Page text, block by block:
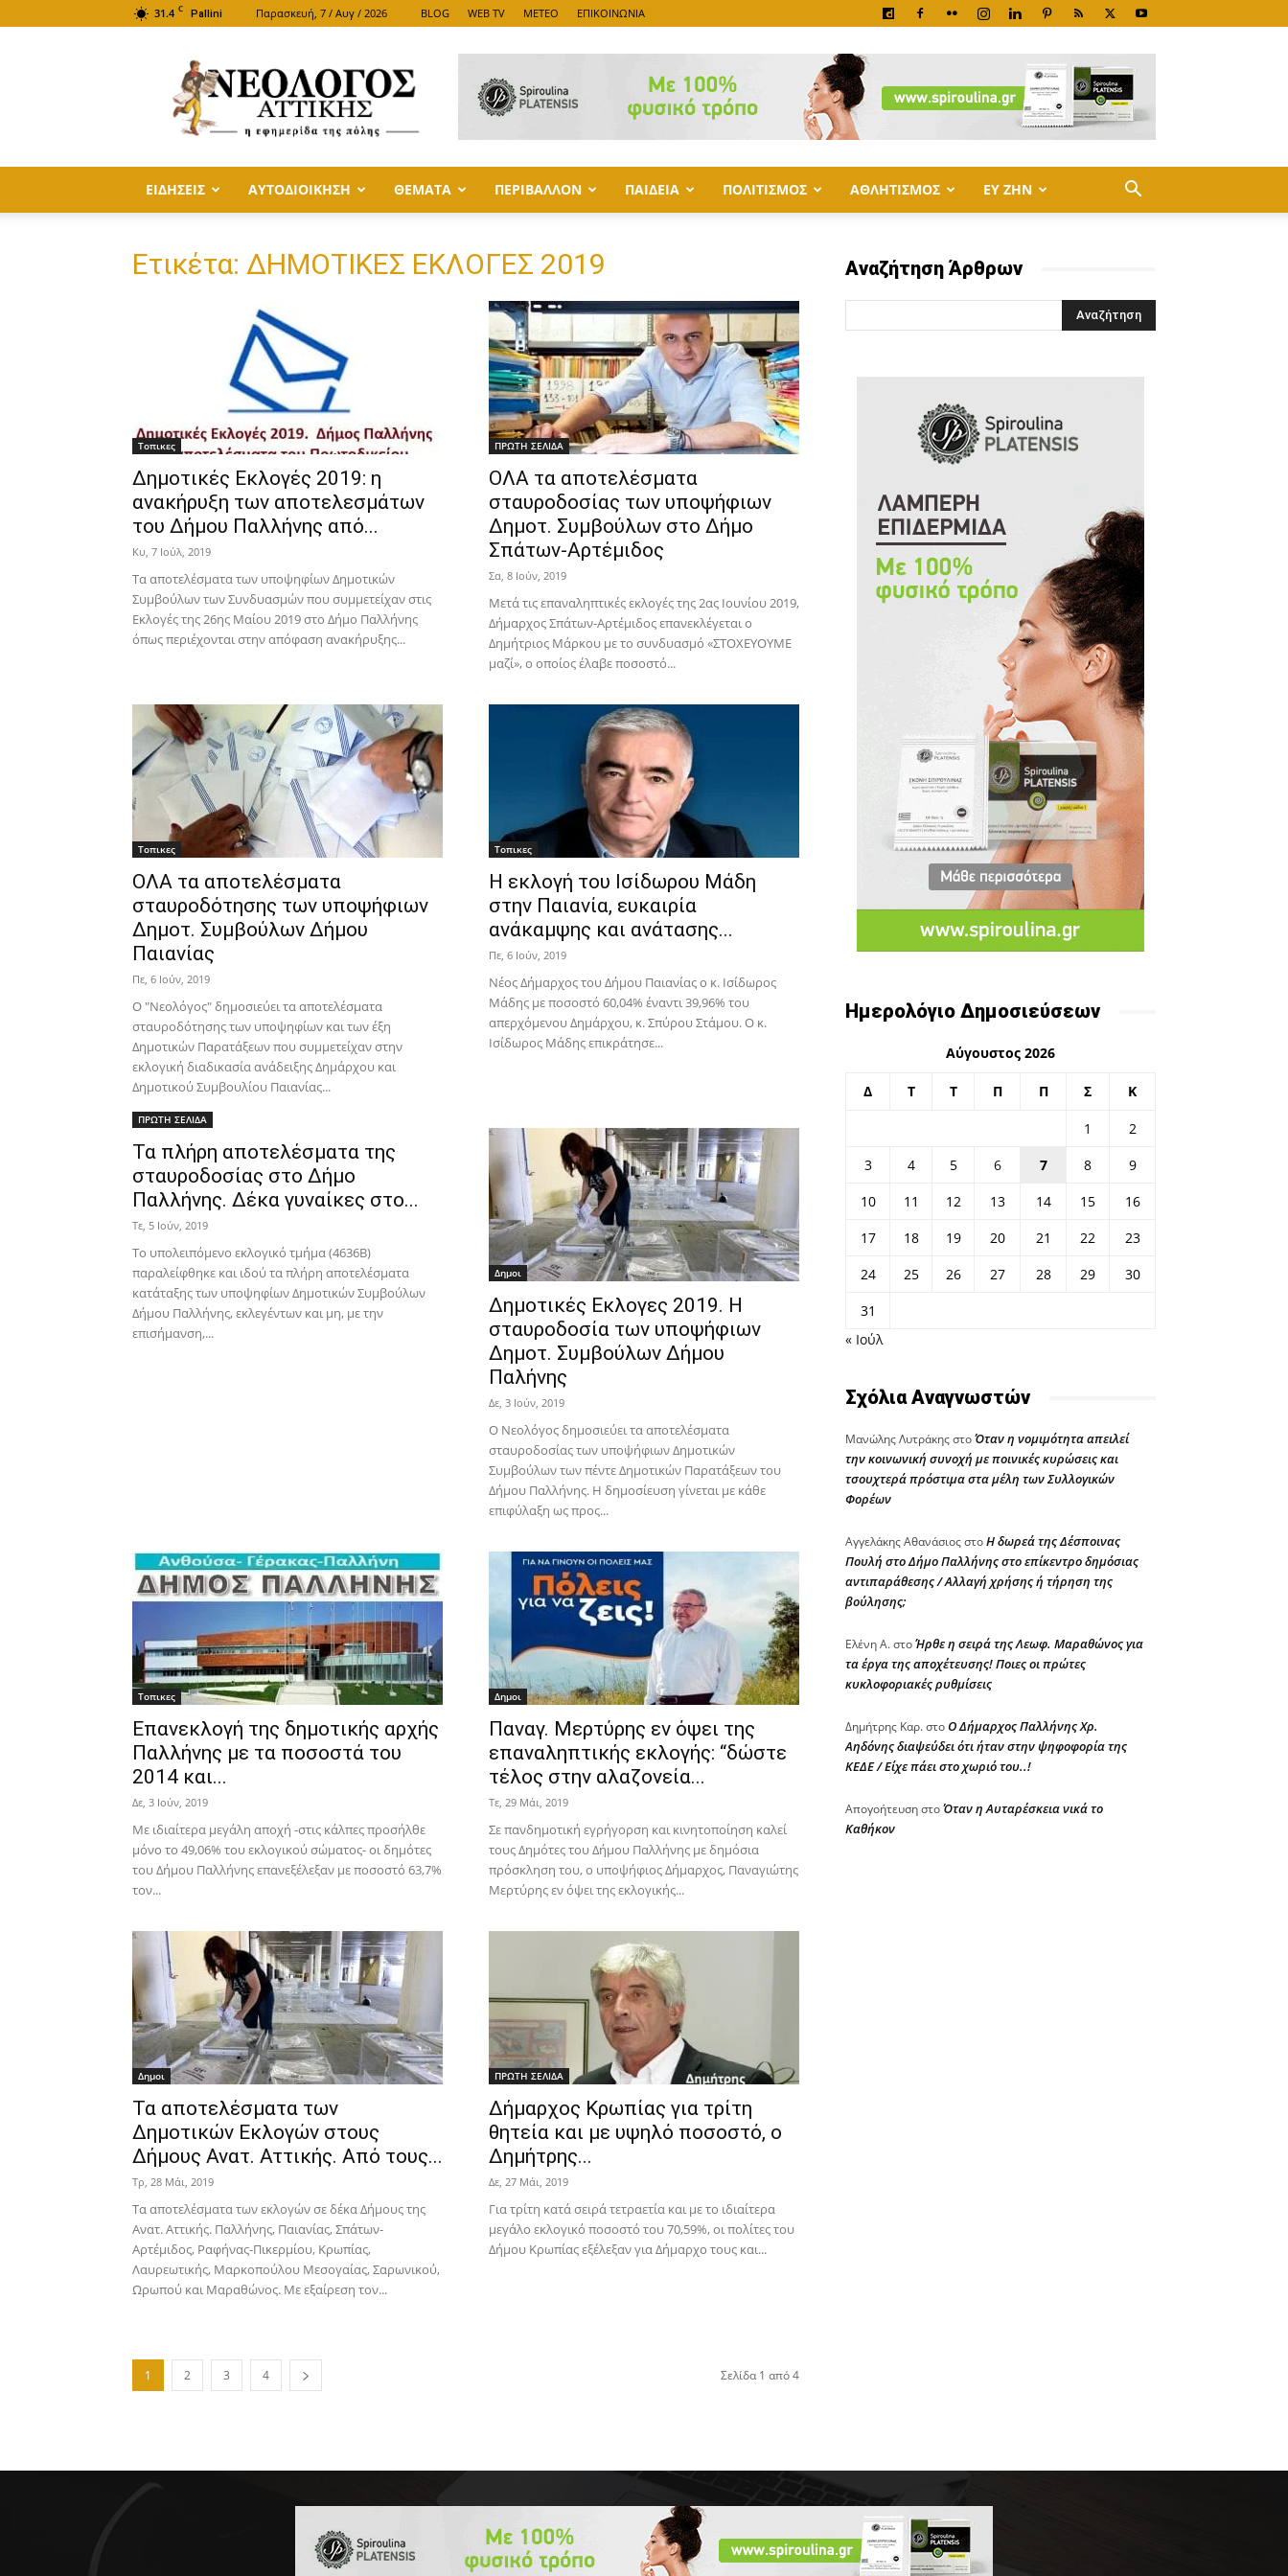
31.4 C Pallini Παρασκευή, 7 / Αυγ / 2026 BLOG WEB TV METEO ΕΠΙΚΟΙΝΩΝΙΑ
ΑΤΤΙΚΗΣ
ΕΙΔΗΣΕΙΣ ΑΥΤΟΔΙΟΙΚΗΣΗ ΘΕΜΑΤΑ ΠΕΡΙΒΑΛΛΟΝ ΠΑΙΔΕΙΑ ΠΟΛΙΤΙΣΜΟΣ ΑΘΛΗΤΙΣΜΟΣ ΕΥ ΖΗΝ
Ετικέτα: ΔΗΜΟΤΙΚΕΣ ΕΚΛΟΓΕΣ 2019
Τοπικες
Δημοτικές Εκλογές 2019: η
ανακήρυξη των αποτελεσμάτων
του Δήμου Παλλήνης από...
Κυ, 7 Ιούλ, 2019
Τα αποτελέσματα των υποψηφίων Δημοτικών
Συμβούλων των Συνδυασμών που συμμετείχαν στις
Εκλογές της 26ης Μαίου 2019 στο Δήμο Παλλήνης
όπως περιέχονται στην απόφαση ανακήρυξης...
ΠΡΩΤΗ ΣΕΛΙΔΑ
ΟΛΑ τα αποτελέσματα
σταυροδοσίας των υποψήφιων
Δημοτ. Συμβούλων στο Δήμο
Σπάτων-Αρτέμιδος
Σα, 8 Ιούν, 2019
Μετά τις επαναληπτικές εκλογές της 2ας Ιουνίου 2019,
Δήμαρχος Σπάτων-Αρτέμιδος επανεκλέγεται ο
Δημήτριος Μάρκου με το συνδυασμό «ΣΤΟΧΕΥΟΥΜΕ
μαζί», ο οποίος έλαβε ποσοστό...
Τοπικες
ΟΛΑ τα αποτελέσματα
σταυροδότησης των υποψήφιων
Δημοτ. Συμβούλων Δήμου
Παιανίας
Πε, 6 Ιούν, 2019
Ο "Νεολόγος" δημοσιεύει τα αποτελέσματα
σταυροδότησης των υποψηφίων και των έξη
Δημοτικών Παρατάξεων που συμμετείχαν στην
εκλογική διαδικασία ανάδειξης Δημάρχου και
Δημοτικού Συμβουλίου Παιανίας...
Τοπικες
Η εκλογή του Ισίδωρου Μάδη
στην Παιανία, ευκαιρία
ανάκαμψης και ανάτασης...
Πε, 6 Ιούν, 2019
Νέος Δήμαρχος του Δήμου Παιανίας ο κ. Ισίδωρος
Μάδης με ποσοστό 60,04% έναντι 39,96% του
απερχόμενου Δημάρχου, κ. Σπύρου Στάμου. Ο κ.
Ισίδωρος Μάδης επικράτησε...
ΠΡΩΤΗ ΣΕΛΙΔΑ
Τα πλήρη αποτελέσματα της
σταυροδοσίας στο Δήμο
Παλλήνης. Δέκα γυναίκες στο...
Τε, 5 Ιούν, 2019
Το υπολειπόμενο εκλογικό τμήμα (4636Β)
παραλείφθηκε και ιδού τα πλήρη αποτελέσματα
κατάταξης των υποψηφίων Δημοτικών Συμβούλων
Δήμου Παλλήνης, εκλεγέντων και μη, με την
επισήμανση,...
Δημοι
Δημοτικές Εκλογες 2019. Η
σταυροδοσία των υποψήφιων
Δημοτ. Συμβούλων Δήμου
Παλήνης
Δε, 3 Ιούν, 2019
Ο Νεολόγος δημοσιεύει τα αποτελέσματα
σταυροδοσίας των υποψήφιων Δημοτικών
Συμβούλων των πέντε Δημοτικών Παρατάξεων του
Δήμου Παλλήνης. Η δημοσίευση γίνεται με κάθε
επιφύλαξη ως προς...
Τοπικες
Επανεκλογή της δημοτικής αρχής
Παλλήνης με τα ποσοστά του
2014 και...
Δε, 3 Ιούν, 2019
Με ιδιαίτερα μεγάλη αποχή -στις κάλπες προσήλθε
μόνο το 49,06% του εκλογικού σώματος- οι δημότες
του Δήμου Παλλήνης επανεξέλεξαν με ποσοστό 63,7%
τον...
Δημοι
Παναγ. Μερτύρης εν όψει της
επαναληπτικής εκλογής: “δώστε
τέλος στην αλαζονεία...
Τε, 29 Μάι, 2019
Σε πανδημοτική εγρήγορση και κινητοποίηση καλεί
τους Δημότες του Δήμου Παλλήνης με δημόσια
πρόσκληση του, ο υποψήφιος Δήμαρχος, Παναγιώτης
Μερτύρης εν όψει της εκλογικής...
Δημοι
Τα αποτελέσματα των
Δημοτικών Εκλογών στους
Δήμους Ανατ. Αττικής. Από τους...
Τρ, 28 Μάι, 2019
Τα αποτελέσματα των εκλογών σε δέκα Δήμους της
Ανατ. Αττικής. Παλλήνης, Παιανίας, Σπάτων-
Αρτέμιδος, Ραφήνας-Πικερμίου, Κρωπίας,
Λαυρεωτικής, Μαρκοπούλου Μεσογαίας, Σαρωνικού,
Ωρωπού και Μαραθώνος. Με εξαίρεση τον...
ΠΡΩΤΗ ΣΕΛΙΔΑ
Δήμαρχος Κρωπίας για τρίτη
θητεία και με υψηλό ποσοστό, ο
Δημήτρης...
Δε, 27 Μάι, 2019
Για τρίτη κατά σειρά τετραετία και με το ιδιαίτερα
μεγάλο εκλογικό ποσοστό του 70,59%, οι πολίτες του
Δήμου Κρωπίας εξέλεξαν για Δήμαρχο τους και...
1 2 3 4 Σελίδα 1 από 4
Αναζήτηση Άρθρων
Ημερολόγιο Δημοσιεύσεων
Αύγουστος 2026
Δ Τ Τ Π Π Σ Κ
1
2
3
4 5 6 7 8
9
10
11 12 13 14 15
16
17
18 19 20 21 22
23
24
25 26 27 28 29
30
31
« Ιούλ
Σχόλια Αναγνωστών
Μανώλης ΛυτράκηςστοΌταν η νομιμότητα απειλεί
την κοινωνική συνοχή με ποινικές κυρώσεις και
τσουχτερά πρόστιμα στα μέλη των Συλλογικών
Φορέων
Αγγελάκης ΑθανάσιοςστοΗ δωρεά της Δέσποινας
Πουλή στο Δήμο Παλλήνης στο επίκεντρο δημόσιας
αντιπαράθεσης / Αλλαγή χρήσης ή τήρηση της
βούλησης;
Ελένη Α.στοΉρθε η σειρά της Λεωφ. Μαραθώνος για
τα έργα της αποχέτευσης! Ποιες οι πρώτες
κυκλοφοριακές ρυθμίσεις
Δημήτρης Καρ.στοΟ Δήμαρχος Παλλήνης Χρ.
Αηδόνης διαψεύδει ότι ήταν στην ψηφοφορία της
ΚΕΔΕ / Είχε πάει στο χωριό του..!
ΑπογοήτευσηστοΌταν η Αυταρέσκεια νικά το
Καθήκον